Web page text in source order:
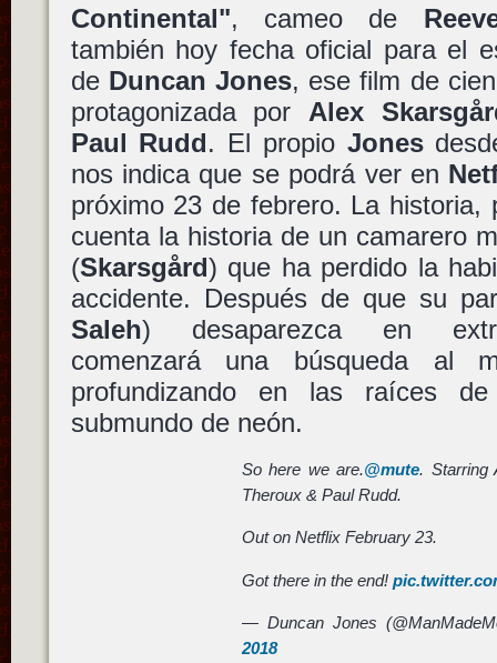
Continental", cameo de
también hoy fecha oficial para el
de Duncan Jones, ese film de
protagonizada por Alex
Paul Rudd. El propio Jones
nos indica que se podrá ver en
próximo 23 de febrero. La historia,
cuenta la historia de un camarero
(Skarsgård) que ha perdido la
accidente. Después de que su
Saleh) desaparezca en
comenzará una búsqueda al
profundizando en las raíces
submundo de neón.
So here we are.@mute. Starring
Theroux & Paul Rudd.
Out on Netflix February 23.
Got there in the end!
— Duncan Jones
2018